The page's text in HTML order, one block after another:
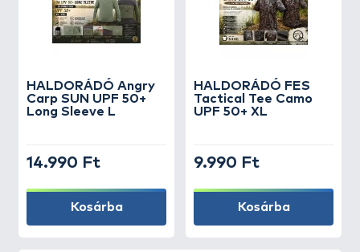
HALDORÁDÓ Angry
Carp SUN UPF 50+
Long Sleeve L
14.990 Ft
Kosárba
HALDORÁDÓ FES
Tactical Tee Camo
UPF 50+ XL
9.990 Ft
Kosárba